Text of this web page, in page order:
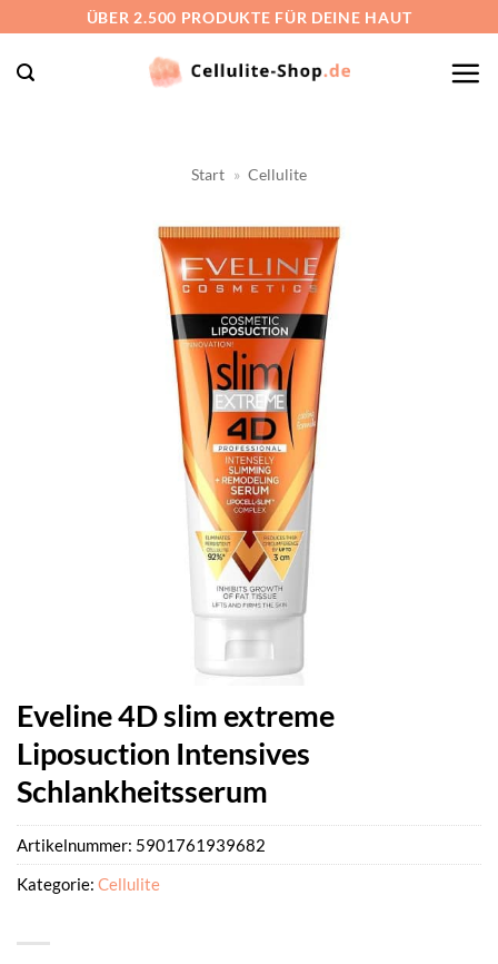
springen
ÜBER 2.500 PRODUKTE FÜR DEINE HAUT
Start » Cellulite
Eveline 4D slim extreme
Liposuction Intensives
Schlankheitsserum
Artikelnummer: 5901761939682
Kategorie: Cellulite